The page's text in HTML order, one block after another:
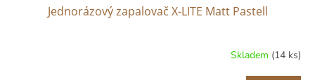
Jednorázový zapalovač X-LITE Matt Pastell
Skladem (14 ks)